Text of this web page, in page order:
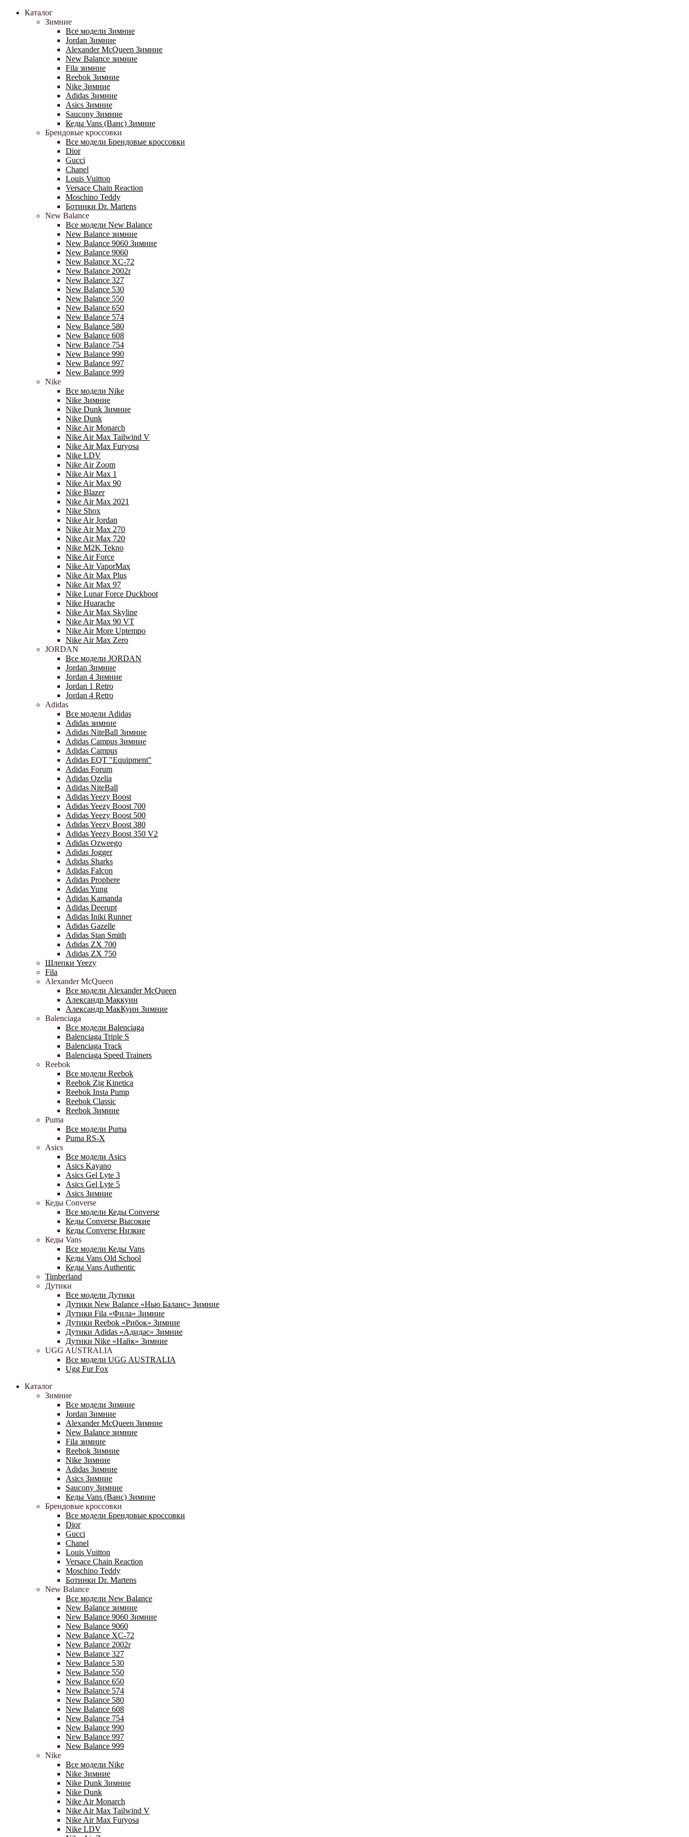
Каталог
Зимние
Все модели Зимние
Jordan Зимние
Alexander McQueen Зимние
New Balance зимние
Fila зимние
Reebok Зимние
Nike Зимние
Adidas Зимние
Asics Зимние
Saucony Зимние
Кеды Vans (Ванс) Зимние
Брендовые кроссовки
Все модели Брендовые кроссовки
Dior
Gucci
Chanel
Louis Vuitton
Versace Chain Reaction
Moschino Teddy
Ботинки Dr. Martens
New Balance
Все модели New Balance
New Balance зимние
New Balance 9060 Зимние
New Balance 9060
New Balance XC-72
New Balance 2002r
New Balance 327
New Balance 530
New Balance 550
New Balance 650
New Balance 574
New Balance 580
New Balance 608
New Balance 754
New Balance 990
New Balance 997
New Balance 999
Nike
Все модели Nike
Nike Зимние
Nike Dunk Зимние
Nike Dunk
Nike Air Monarch
Nike Air Max Tailwind V
Nike Air Max Furyosa
Nike LDV
Nike Air Zoom
Nike Air Max 1
Nike Air Max 90
Nike Blazer
Nike Air Max 2021
Nike Shox
Nike Air Jordan
Nike Air Max 270
Nike Air Max 720
Nike M2K Tekno
Nike Air Force
Nike Air VaporMax
Nike Air Max Plus
Nike Air Max 97
Nike Lunar Force Duckboot
Nike Huarache
Nike Air Max Skyline
Nike Air Max 90 VT
Nike Air More Uptempo
Nike Air Max Zero
JORDAN
Все модели JORDAN
Jordan Зимние
Jordan 4 Зимние
Jordan 1 Retro
Jordan 4 Retro
Adidas
Все модели Adidas
Adidas зимние
Adidas NiteBall Зимние
Adidas Campus Зимние
Adidas Campus
Adidas EQT "Equipment"
Adidas Forum
Adidas Ozelia
Adidas NiteBall
Adidas Yeezy Boost
Adidas Yeezy Boost 700
Adidas Yeezy Boost 500
Adidas Yeezy Boost 380
Adidas Yeezy Boost 350 V2
Adidas Ozweego
Adidas Jogger
Adidas Sharks
Adidas Falcon
Adidas Prophere
Adidas Yung
Adidas Kamanda
Adidas Deerupt
Adidas Iniki Runner
Adidas Gazelle
Adidas Stan Smith
Adidas ZX 700
Adidas ZX 750
Шлепки Yeezy
Fila
Alexander McQueen
Все модели Alexander McQueen
Александр Маккуин
Александр МакКуин Зимние
Balenciaga
Все модели Balenciaga
Balenciaga Triple S
Balenciaga Track
Balenciaga Speed Trainers
Reebok
Все модели Reebok
Reebok Zig Kinetica
Reebok Insta Pump
Reebok Classic
Reebok Зимние
Puma
Все модели Puma
Puma RS-X
Asics
Все модели Asics
Asics Kayano
Asics Gel Lyte 3
Asics Gel Lyte 5
Asics Зимние
Кеды Converse
Все модели Кеды Converse
Кеды Converse Высокие
Кеды Converse Низкие
Кеды Vans
Все модели Кеды Vans
Кеды Vans Old School
Кеды Vans Authentic
Timberland
Дутики
Все модели Дутики
Дутики New Balance «Нью Баланс» Зимние
Дутики Fila «Фила» Зимние
Дутики Reebok «Рибок» Зимние
Дутики Adidas «Адидас» Зимние
Дутики Nike «Найк» Зимние
UGG AUSTRALIA
Все модели UGG AUSTRALIA
Ugg Fur Fox
Каталог
Зимние
Все модели Зимние
Jordan Зимние
Alexander McQueen Зимние
New Balance зимние
Fila зимние
Reebok Зимние
Nike Зимние
Adidas Зимние
Asics Зимние
Saucony Зимние
Кеды Vans (Ванс) Зимние
Брендовые кроссовки
Все модели Брендовые кроссовки
Dior
Gucci
Chanel
Louis Vuitton
Versace Chain Reaction
Moschino Teddy
Ботинки Dr. Martens
New Balance
Все модели New Balance
New Balance зимние
New Balance 9060 Зимние
New Balance 9060
New Balance XC-72
New Balance 2002r
New Balance 327
New Balance 530
New Balance 550
New Balance 650
New Balance 574
New Balance 580
New Balance 608
New Balance 754
New Balance 990
New Balance 997
New Balance 999
Nike
Все модели Nike
Nike Зимние
Nike Dunk Зимние
Nike Dunk
Nike Air Monarch
Nike Air Max Tailwind V
Nike Air Max Furyosa
Nike LDV